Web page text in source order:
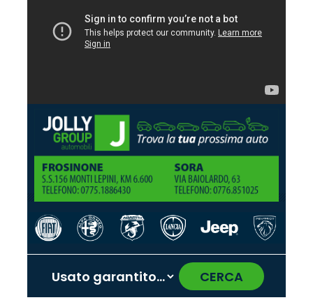
CERCA
‹ ›